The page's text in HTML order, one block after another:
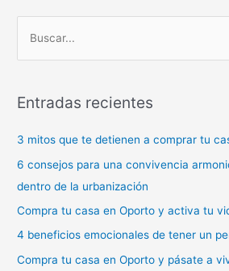
u
c
p
o
r
:
Entradas recientes
3 mitos que te detienen a comprar tu
6 consejos para una convivencia
dentro de la urbanización
Compra tu casa en Oporto y activa tu
4 beneficios emocionales de tener un
Compra tu casa en Oporto y pásate a